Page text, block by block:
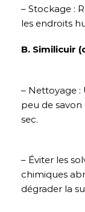
– Stockage :
les endroits
B. Similicuir
– Nettoyage :
peu de savon
sec.
– Éviter les
chimiques
dégrader la